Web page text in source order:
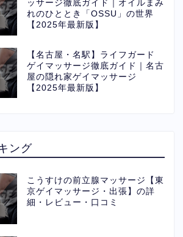
ッサージ徹底ガイド｜オイルまみ
れのひととき「OSSU」の世界
【2025年最新版】
【名古屋・名駅】ライフガード
ゲイマッサージ徹底ガイド｜名古
屋の隠れ家ゲイマッサージ
【2025年最新版】
ング
こうすけの前立腺マッサージ【東
京ゲイマッサージ・出張】の詳
細・レビュー・口コミ